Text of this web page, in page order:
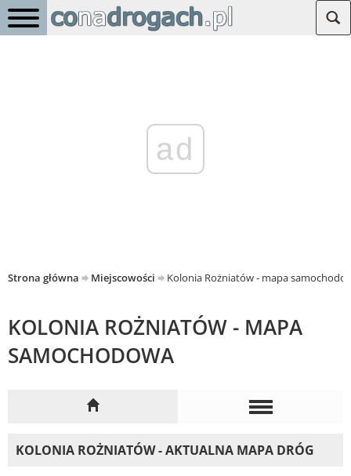
ad
Strona główna Miejscowości Kolonia Rożniatów - mapa
KOLONIA ROŻNIATÓW - MAPA
SAMOCHODOWA
KOLONIA ROŻNIATÓW - AKTUALNA MAPA DRÓG